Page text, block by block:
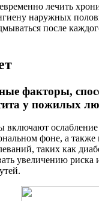
лечить
наружных
после
факторы,
у пожилых
включают
фоне, а также
таких как
увеличению риска